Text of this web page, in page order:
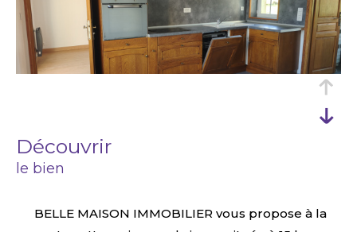
découvrir
le bien
BELLE MAISON IMMOBILIER vous propose à la